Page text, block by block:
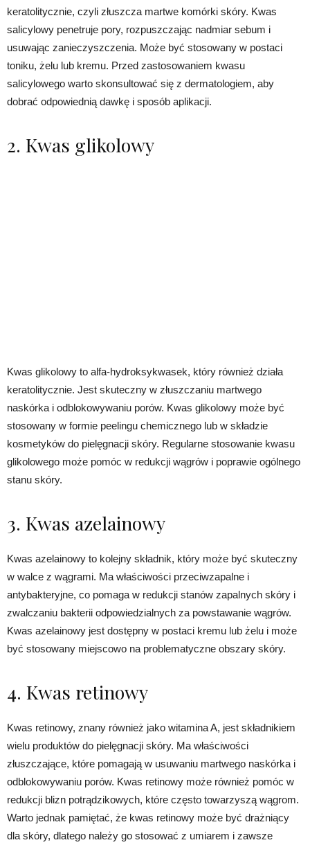
keratolitycznie, czyli złuszcza martwe komórki skóry. Kwas
salicylowy penetruje pory, rozpuszczając nadmiar sebum i
usuwając zanieczyszczenia. Może być stosowany w postaci
toniku, żelu lub kremu. Przed zastosowaniem kwasu
salicylowego warto skonsultować się z dermatologiem, aby
dobrać odpowiednią dawkę i sposób aplikacji.
2. Kwas glikolowy
Kwas glikolowy to alfa-hydroksykwasek, który również działa
keratolitycznie. Jest skuteczny w złuszczaniu martwego
naskórka i odblokowywaniu porów. Kwas glikolowy może być
stosowany w formie peelingu chemicznego lub w składzie
kosmetyków do pielęgnacji skóry. Regularne stosowanie kwasu
glikolowego może pomóc w redukcji wągrów i poprawie ogólnego
stanu skóry.
3. Kwas azelainowy
Kwas azelainowy to kolejny składnik, który może być skuteczny
w walce z wągrami. Ma właściwości przeciwzapalne i
antybakteryjne, co pomaga w redukcji stanów zapalnych skóry i
zwalczaniu bakterii odpowiedzialnych za powstawanie wągrów.
Kwas azelainowy jest dostępny w postaci kremu lub żelu i może
być stosowany miejscowo na problematyczne obszary skóry.
4. Kwas retinowy
Kwas retinowy, znany również jako witamina A, jest składnikiem
wielu produktów do pielęgnacji skóry. Ma właściwości
złuszczające, które pomagają w usuwaniu martwego naskórka i
odblokowywaniu porów. Kwas retinowy może również pomóc w
redukcji blizn potrądzikowych, które często towarzyszą wągrom.
Warto jednak pamiętać, że kwas retinowy może być drażniący
dla skóry, dlatego należy go stosować z umiarem i zawsze